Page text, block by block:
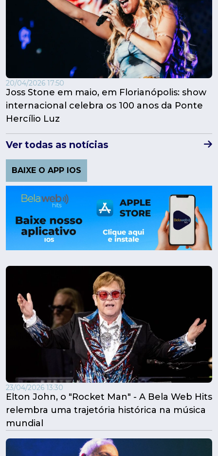
20/04/2026 17:50
Joss Stone em maio, em Florianópolis: show
internacional celebra os 100 anos da Ponte
Hercílio Luz
Ver todas as notícias
BAIXE O APP IOS
23/04/2026 13:30
Elton John, o "Rocket Man" - A Bela Web Hits
relembra uma trajetória histórica na música
mundial